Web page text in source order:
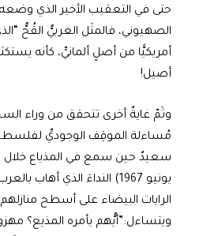
حتى في التعقيب الأخير الذي وضعه
الصهيوني، فالمثَل العربيُّ القُحُّ
أمريكيًّا من أصلٍ ألمانيٍّ، كأنه
أصيل!
وثَمّ غايةٌ أخرى تتحقق من وراء
مُساءلة الموقِف الوجوديِّ
سعيدٌ حين سمع في المذياع خلال
يونيو 1967) النداءَ الذي
الرايات البيضاء على أسطح
ويتساءل:”أيُّهم يأمره المذيع؟